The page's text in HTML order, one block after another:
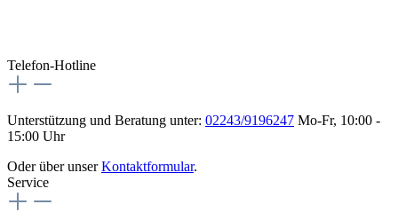
Telefon-Hotline
Unterstützung und Beratung unter: 02243/9196247 Mo-Fr, 10:00 -
15:00 Uhr
Oder über unserKontaktformular.
Service